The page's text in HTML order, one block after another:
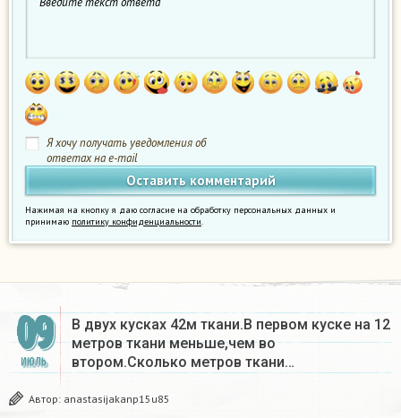
Я хочу получать уведомления об
ответах на e-mail
Нажимая на кнопку я даю согласие на обработку персональных данных и
принимаю политику конфиденциальности.
09
ИЮЛЬ
В двух кусках 42м ткани.В первом куске на 12
метров ткани меньше,чем во
втором.Сколько метров ткани…
Автор: anastasijakanp15u85